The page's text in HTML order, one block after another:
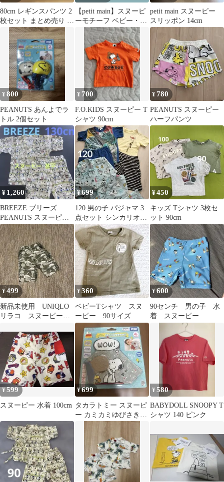
80cm レギンスパンツ 2
枚セット まとめ売り チ
ェック ワッフル スヌー
ピー
【petit main】スヌーピ
ーモチーフ ベビー・キ
ッズ リュック キャンバ
petit main スヌーピー
スリッポン 14cm
¥800
PEANUTS あんよでラ
トル 2個セット
¥ 700
F.O.KIDS スヌーピー T
シャツ 90cm
¥780
PEANUTS スヌーピー
ハーフパンツ
¥ 1,260
BREEZE ブリーズ
PEANUTS スヌーピー
コミック柄 甚平 上下セ
ット
¥699
120 男の子 パジャマ 3
点セット シンカリオン
スヌーピー ディズニー
¥450
キッズ Tシャツ 3枚セ
ット 90cm
¥499
新品未使用 UNIQLO
リラコ スヌーピー
¥360
ベビーTシャツ スヌ
ーピー 90サイズ
¥600
90センチ 男の子 水
着 スヌーピー
¥599
スヌーピー 水着 100cm
¥699
タカラトミー スヌーピ
ー カミカミゆびさき布
¥580
BABYDOLL SNOOPY T
シャツ 140 ピンク